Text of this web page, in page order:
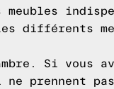
différents
Si vous
prennent pas